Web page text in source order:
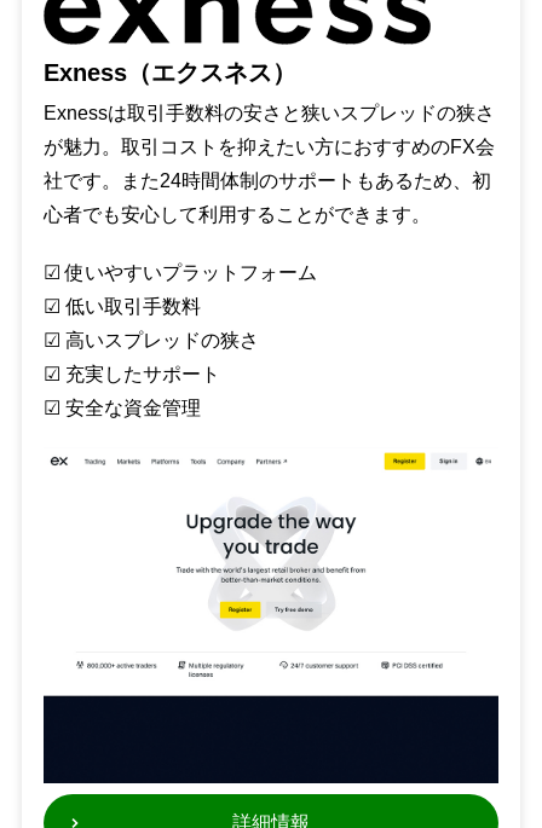
Exness（エクスネス）
Exnessは取引手数料の安さと狭いスプレッドの狭さ
が魅力。取引コストを抑えたい方におすすめのFX会
社です。また24時間体制のサポートもあるため、初
心者でも安心して利用することができます。
☑︎ 使いやすいプラットフォーム
☑︎ 低い取引手数料
☑︎ 高いスプレッドの狭さ
☑︎ 充実したサポート
☑︎ 安全な資金管理
詳細情報